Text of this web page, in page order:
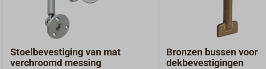
Stoelbevestiging van mat
verchroomd messing
Bronzen bussen voor
dekbevestigingen